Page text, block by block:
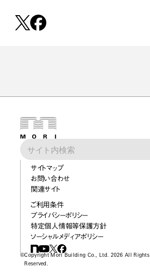
サイトマップ
お問い合わせ
関連サイト
ご利用条件
プライバシーポリシー
特定個人情報等保護方針
ソーシャルメディアポリシー
©Copyright Mori Building Co., Ltd. 2026 All Rights
Reserved.